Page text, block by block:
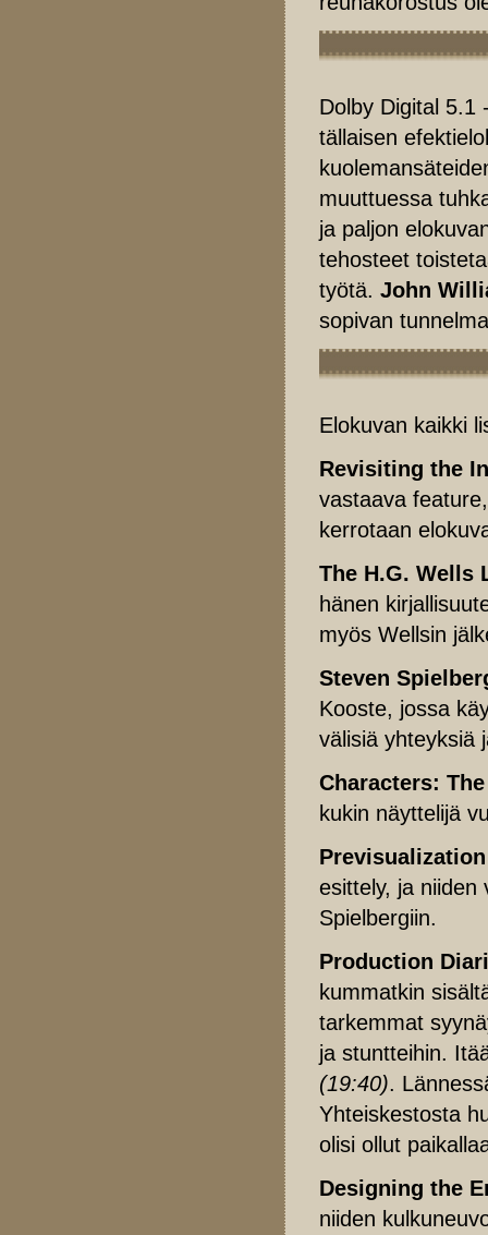
Dolby Digital 5.1
tällaisen
muuttuessa
ja paljon
tehosteet
työtä. John
sopivan
Elokuvan kaikki
Revisiting the
vastaava
kerrotaan
The H.G. Wells
hänen
myös Wellsin
Steven
Kooste, jossa
välisiä yhteyksiä
Characters:
kukin näyttelijä
esittely, ja niiden
Spielbergiin.
Production
kummatkin
tarkemmat
ja stuntteihin.
(19:40).
Yhteiskestosta
olisi ollut
Designing the
niiden